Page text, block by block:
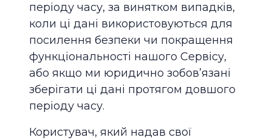
періоду часу, за винятком випадків,
коли ці дані використовуються для
посилення безпеки чи покращення
функціональності нашого Сервісу,
або якщо ми юридично зобов’язані
зберігати ці дані протягом довшого
періоду часу.
Користувач, який надав свої